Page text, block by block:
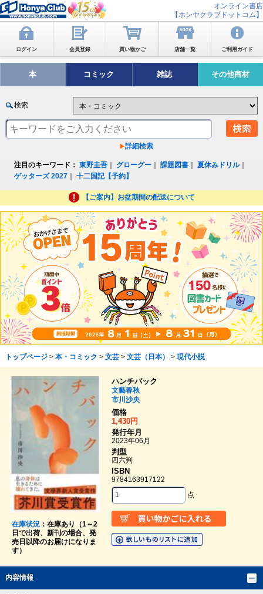
オンライン書店
【ホンヤクラブドットコム】
ログイン 会員登録 買い物かご 店舗一覧 ご利用ガイド
本 コミック 雑誌 その他商材
検索
詳細検索
注目のキーワード： 東野圭吾 グローグー ｜課題図書 ｜夏休みドリル｜
ゲッターズ 2027 ｜十二国記【予約】
【ご案内】お盆期間の配送について
トップページ> 本・コミック > 文芸> 文芸（日本） > 現代小説
在庫状況：在庫あり（1～2
日で出荷、新刊の場合、発
売日以降のお届けになりま
す）
ハンチバック
文藝春秋
市川沙央
価格
1,430円
発行年月
2023年06月
判型
四六判
ISBN
9784163917122
点
内容情報